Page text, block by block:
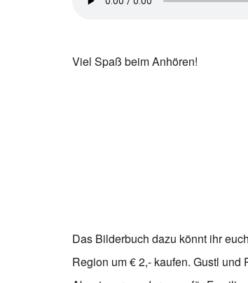
Viel Spaß beim Anhören!
Das Bilderbuch dazu könnt ihr
Region um € 2,- kaufen. Gustl